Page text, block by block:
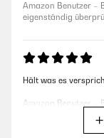
Amazon Benutzer –
eigenständig
Hält was es
Amazon Benutzer –
eigenständig